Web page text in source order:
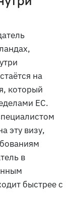
на
который
ЕС.
эту визу,
в
быстрее с